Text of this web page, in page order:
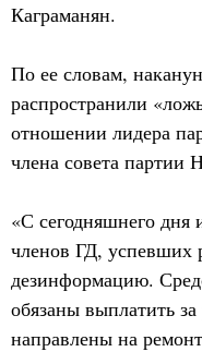
Каграманян.
По ее словам,
распространили
отношении лидера
члена совета партии
«С сегодняшнего дня
членов ГД, успевших
дезинформацию.
обязаны выплатить
направлены на